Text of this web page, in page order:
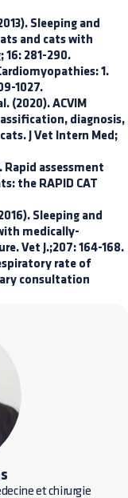
Sleeping and
and cats with
16: 281-290.
1.
1027.
(2020). ACVIM
diagnosis,
J Vet Intern Med;
Rapid assessment
the RAPID CAT
Sleeping and
medically-
Vet J.;207: 164-168.
rate of
consultation
et chirurgie